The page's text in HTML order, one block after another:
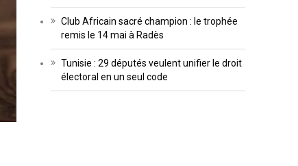
Club Africain sacré champion : le trophée
remis le 14 mai à Radès
Tunisie : 29 députés veulent unifier le droit
électoral en un seul code